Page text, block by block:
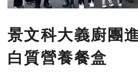
景文科大義廚團
白質營養餐盒